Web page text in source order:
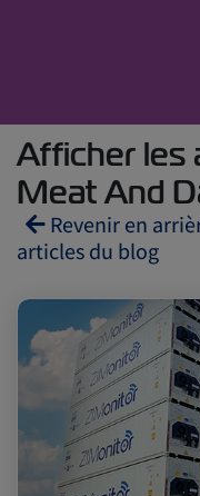
Afficher les
Meat And
Revenir en
articles du blog
Reefers
Import and
Fruits and